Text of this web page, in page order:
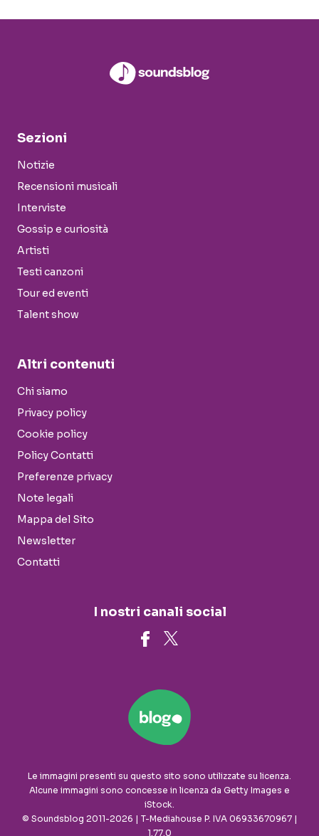
Sezioni
Notizie
Recensioni musicali
Interviste
Gossip e curiosità
Artisti
Testi canzoni
Tour ed eventi
Talent show
Altri contenuti
Chi siamo
Privacy policy
Cookie policy
Policy Contatti
Preferenze privacy
Note legali
Mappa del Sito
Newsletter
Contatti
I nostri canali social
Le immagini presenti su questo sito sono utilizzate su licenza.
Alcune immagini sono concesse in licenza da Getty Images e
iStock.
© Soundsblog 2011-2026 | T-Mediahouse P. IVA 06933670967 |
1.77.0